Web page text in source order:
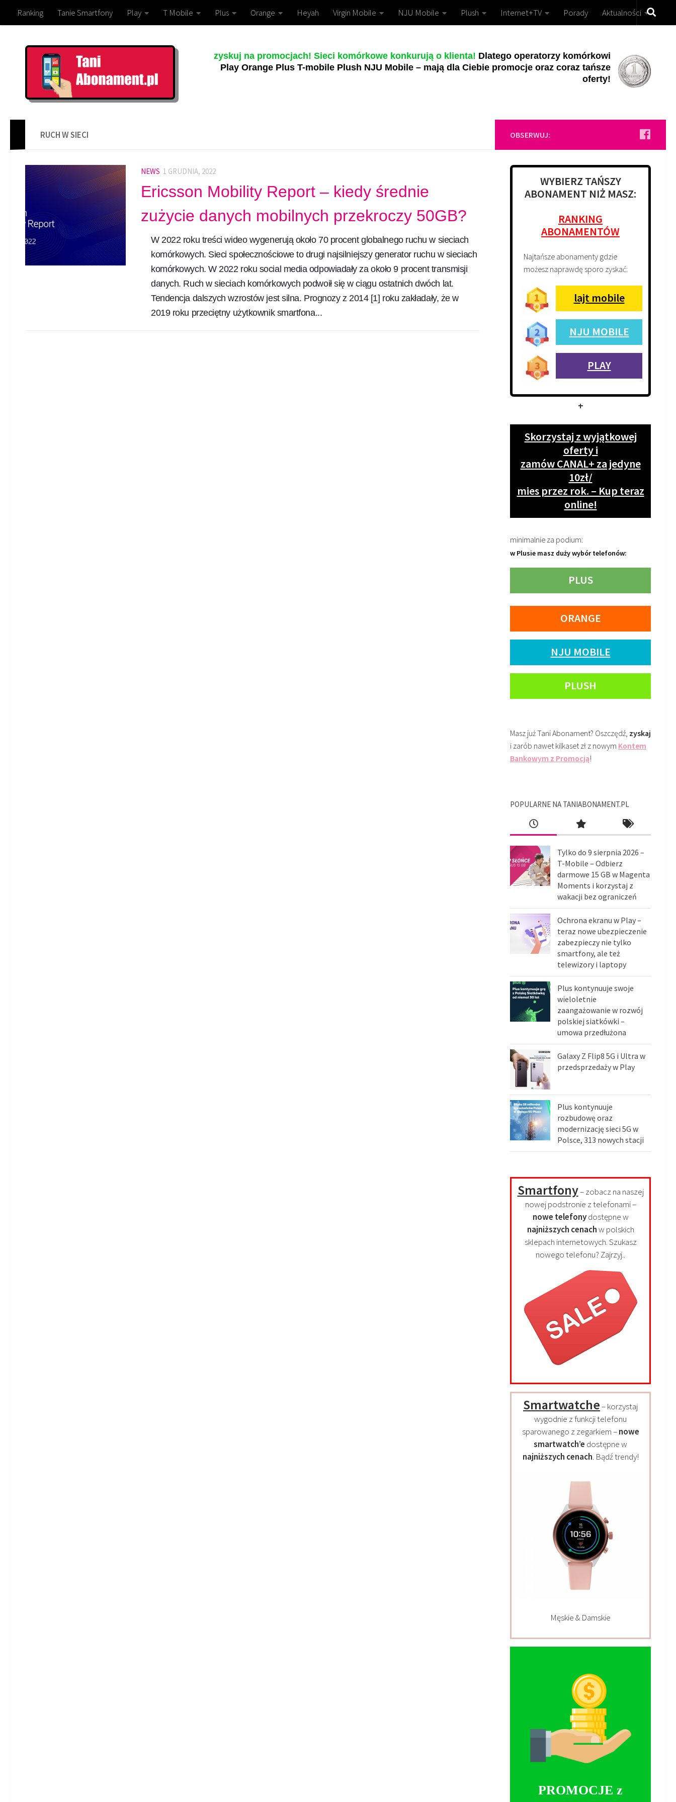
Ranking Tanie Smartfony Play T Mobile Plus Orange Heyah Virgin Mobile NJU Mobile Plush Internet+TV Porady Aktualności
zyskuj na promocjach! Sieci komórkowe konkurują o klienta! Dlatego operatorzy komórkowi
Play Orange Plus T-mobile Plush NJU Mobile – mają dla Ciebie promocje oraz coraz tańsze
oferty!
RUCH W SIECI
NEWS 1 GRUDNIA, 2022
Ericsson Mobility Report – kiedy średnie
zużycie danych mobilnych przekroczy 50GB?
W 2022 roku treści wideo wygenerują około 70 procent globalnego ruchu w sieciach
komórkowych. Sieci społecznościowe to drugi najsilniejszy generator ruchu w sieciach
komórkowych. W 2022 roku social media odpowiadały za około 9 procent transmisji
danych. Ruch w sieciach komórkowych podwoił się w ciągu ostatnich dwóch lat.
Tendencja dalszych wzrostów jest silna. Prognozy z 2014 [1] roku zakładały, że w
2019 roku przeciętny użytkownik smartfona...
OBSERWUJ:
WYBIERZ TAŃSZY
ABONAMENT NIŻ MASZ:
RANKING
ABONAMENTÓW
Najtańsze abonamenty gdzie
możesz naprawdę sporo zyskać:
lajt mobile
NJU MOBILE
PLAY
+
Skorzystaj z wyjątkowej
oferty i
zamów CANAL+ za jedyne
10zł/
mies przez rok. – Kup teraz
online!
minimalnie za podium:
w Plusie masz duży wybór telefonów:
PLUS
ORANGE
NJU MOBILE
PLUSH
Masz już Tani Abonament? Oszczędź, zyskaj
i zarób nawet kilkaset zł z nowym Kontem
Bankowym z Promocją!
POPULARNE NA TANIABONAMENT.PL
Tylko do 9 sierpnia 2026 –
T-Mobile – Odbierz
darmowe 15 GB w Magenta
Moments i korzystaj z
wakacji bez ograniczeń
Ochrona ekranu w Play –
teraz nowe ubezpieczenie
zabezpieczy nie tylko
smartfony, ale też
telewizory i laptopy
Plus kontynuuje swoje
wieloletnie
zaangażowanie w rozwój
polskiej siatkówki –
umowa przedłużona
Galaxy Z Flip8 5G i Ultra w
przedsprzedaży w Play
Plus kontynuuje
rozbudowę oraz
modernizację sieci 5G w
Polsce, 313 nowych stacji
Smartfony– zobacz na naszej
nowej podstronie z telefonami –
nowe telefonydostępne w
najniższych cenachw polskich
sklepach internetowych. Szukasz
nowego telefonu? Zajrzyj..
Smartwatche– korzystaj
wygodnie z funkcji telefonu
sparowanego z zegarkiem –nowe
smartwatch’e dostępne w
najniższych cenach. Bądź trendy!
Męskie & Damskie
PROMOCJE z